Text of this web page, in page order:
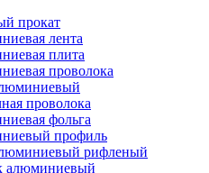
прокат
лента
плита
проволока
проволока
фольга
профиль
рифленый
алюминиевый